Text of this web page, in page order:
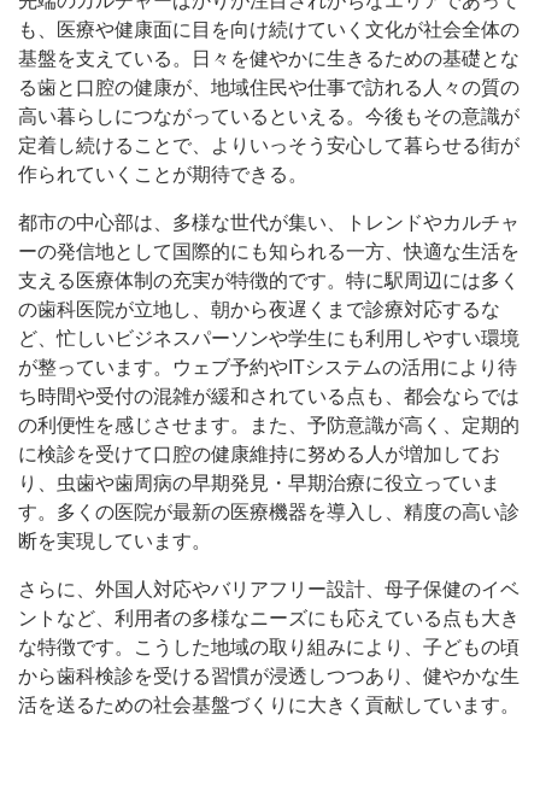
も、医療や健康面に目を向け続けていく文化が社会全体の
基盤を支えている。日々を健やかに生きるための基礎とな
る歯と口腔の健康が、地域住民や仕事で訪れる人々の質の
高い暮らしにつながっているといえる。今後もその意識が
定着し続けることで、よりいっそう安心して暮らせる街が
作られていくことが期待できる。
都市の中心部は、多様な世代が集い、トレンドやカルチャ
ーの発信地として国際的にも知られる一方、快適な生活を
支える医療体制の充実が特徴的です。特に駅周辺には多く
の歯科医院が立地し、朝から夜遅くまで診療対応するな
ど、忙しいビジネスパーソンや学生にも利用しやすい環境
が整っています。ウェブ予約やITシステムの活用により待
ち時間や受付の混雑が緩和されている点も、都会ならでは
の利便性を感じさせます。また、予防意識が高く、定期的
に検診を受けて口腔の健康維持に努める人が増加してお
り、虫歯や歯周病の早期発見・早期治療に役立っていま
す。多くの医院が最新の医療機器を導入し、精度の高い診
断を実現しています。
さらに、外国人対応やバリアフリー設計、母子保健のイベ
ントなど、利用者の多様なニーズにも応えている点も大き
な特徴です。こうした地域の取り組みにより、子どもの頃
から歯科検診を受ける習慣が浸透しつつあり、健やかな生
活を送るための社会基盤づくりに大きく貢献しています。